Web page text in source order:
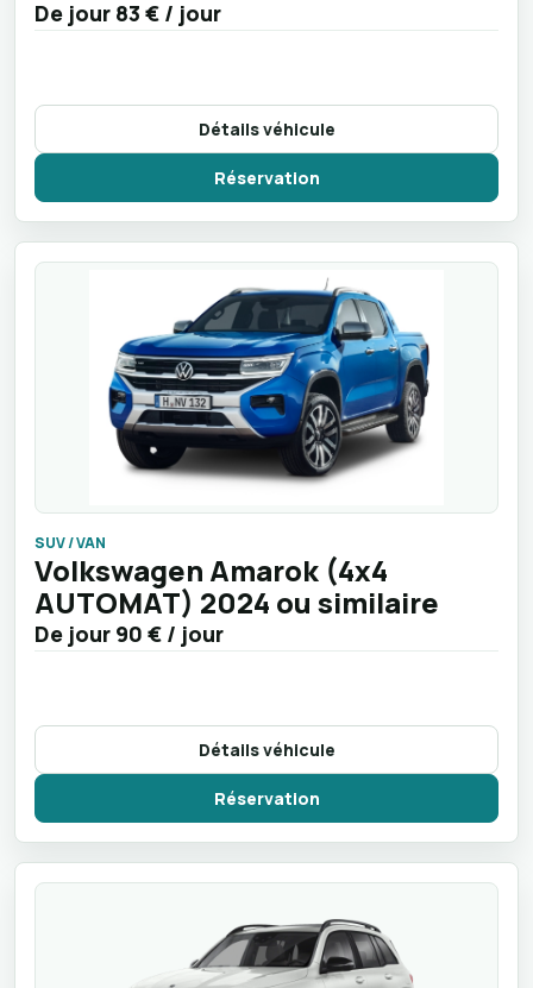
De jour 83 € / jour
Détails véhicule
Réservation
SUV / VAN
Volkswagen Amarok (4x4
AUTOMAT) 2024 ou similaire
De jour 90 € / jour
Détails véhicule
Réservation